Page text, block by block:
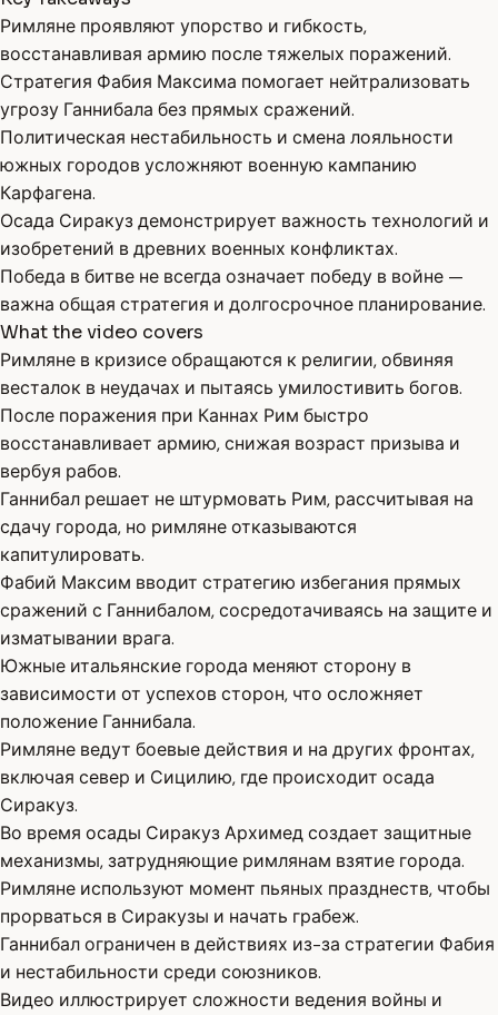
Римляне проявляют упорство и гибкость,
восстанавливая армию после тяжелых поражений.
Стратегия Фабия Максима помогает нейтрализовать
угрозу Ганнибала без прямых сражений.
Политическая нестабильность и смена лояльности
южных городов усложняют военную кампанию
Карфагена.
Осада Сиракуз демонстрирует важность технологий и
изобретений в древних военных конфликтах.
Победа в битве не всегда означает победу в войне —
важна общая стратегия и долгосрочное планирование.
What the video covers
Римляне в кризисе обращаются к религии, обвиняя
весталок в неудачах и пытаясь умилостивить богов.
После поражения при Каннах Рим быстро
восстанавливает армию, снижая возраст призыва и
вербуя рабов.
Ганнибал решает не штурмовать Рим, рассчитывая на
сдачу города, но римляне отказываются
капитулировать.
Фабий Максим вводит стратегию избегания прямых
сражений с Ганнибалом, сосредотачиваясь на защите и
изматывании врага.
Южные итальянские города меняют сторону в
зависимости от успехов сторон, что осложняет
положение Ганнибала.
Римляне ведут боевые действия и на других фронтах,
включая север и Сицилию, где происходит осада
Сиракуз.
Во время осады Сиракуз Архимед создает защитные
механизмы, затрудняющие римлянам взятие города.
Римляне используют момент пьяных празднеств, чтобы
прорваться в Сиракузы и начать грабеж.
Ганнибал ограничен в действиях из-за стратегии Фабия
и нестабильности среди союзников.
Видео иллюстрирует сложности ведения войны и